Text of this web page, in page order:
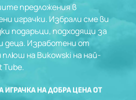
предложения в
играчки. Избрали сме ви
подаръци, подходящи за
деца. Изработени от
на Bukowski на най-
Tube.
НА ДОБРА ЦЕНА ОТ